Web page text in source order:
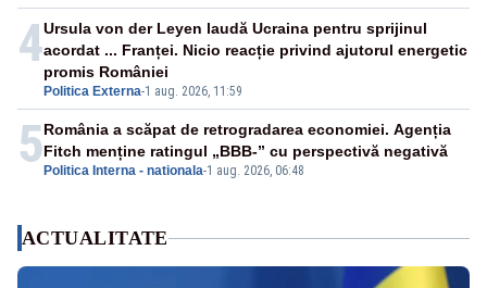
4
Politica Externa-1 aug. 2026, 11:59
Ursula von der Leyen laudă Ucraina pentru sprijinul
acordat ... Franței. Nicio reacție privind ajutorul energetic
promis României
5 Politica Interna - nationala-1 aug. 2026, 06:48
România a scăpat de retrogradarea economiei. Agenția
Fitch menține ratingul „BBB-” cu perspectivă negativă
ACTUALITATE